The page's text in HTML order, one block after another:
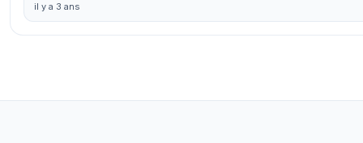
il y a 3 ans